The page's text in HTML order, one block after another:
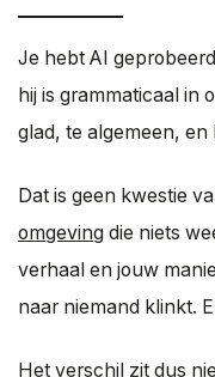
Je hebt AI
hij is grammaticaal in
glad, te algemeen,
Dat is geen kwestie
omgeving die niets
verhaal en jouw
naar niemand klinkt.
Het verschil zit dus